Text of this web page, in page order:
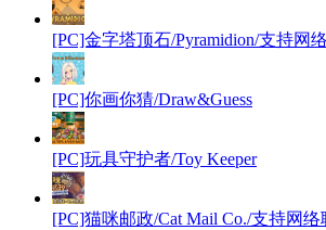
[PC]金字塔顶石/Pyramidion/支持网
[PC]你画你猜/Draw&Guess
[PC]玩具守护者/Toy Keeper
[PC]猫咪邮政/Cat Mail Co./支持网络